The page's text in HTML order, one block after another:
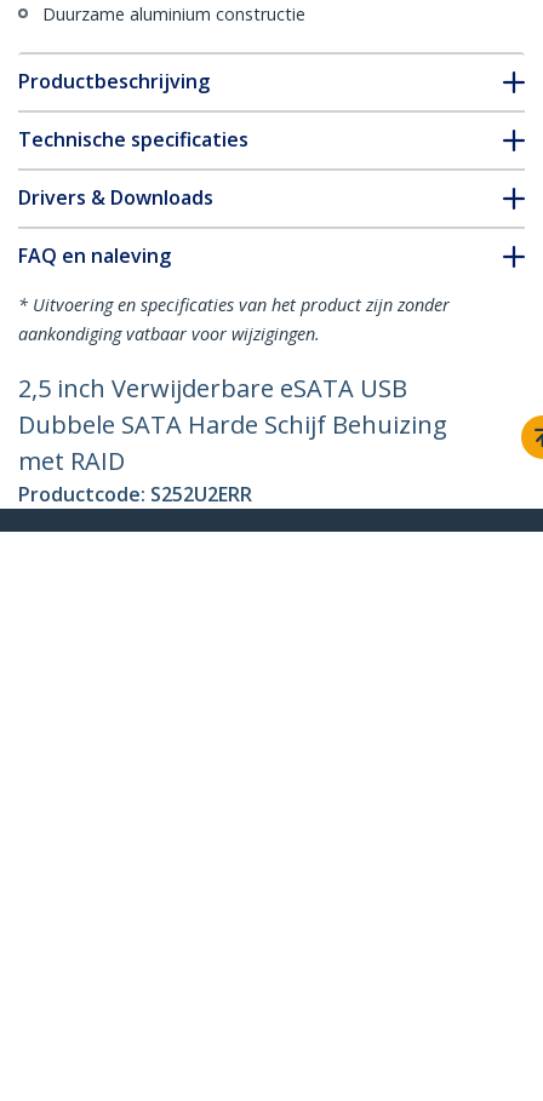
Duurzame aluminium constructie
Productbeschrijving
Technische specificaties
Drivers & Downloads
FAQ en naleving
* Uitvoering en specificaties van het product zijn zonder
aankondiging vatbaar voor wijzigingen.
2,5 inch Verwijderbare eSATA USB
Dubbele SATA Harde Schijf Behuizing
met RAID
Productcode: S252U2ERR
Become a Partner